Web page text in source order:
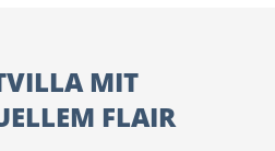
MIT
FLAIR